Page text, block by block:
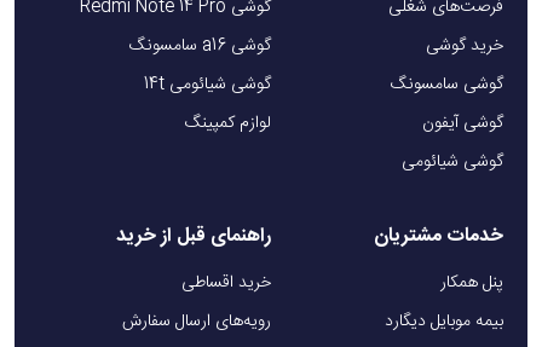
فرصت‌های شغلی
خرید گوشی
گوشی سامسونگ
گوشی آیفون
گوشی شیائومی
گوشی Redmi Note 14 Pro
گوشی a16 سامسونگ
گوشی شیائومی 14t
لوازم کمپینگ
خدمات مشتریان
پنل همکار
بیمه موبایل دیگارد
راهنمای قبل از خرید
خرید اقساطی
رویه‌های ارسال سفارش